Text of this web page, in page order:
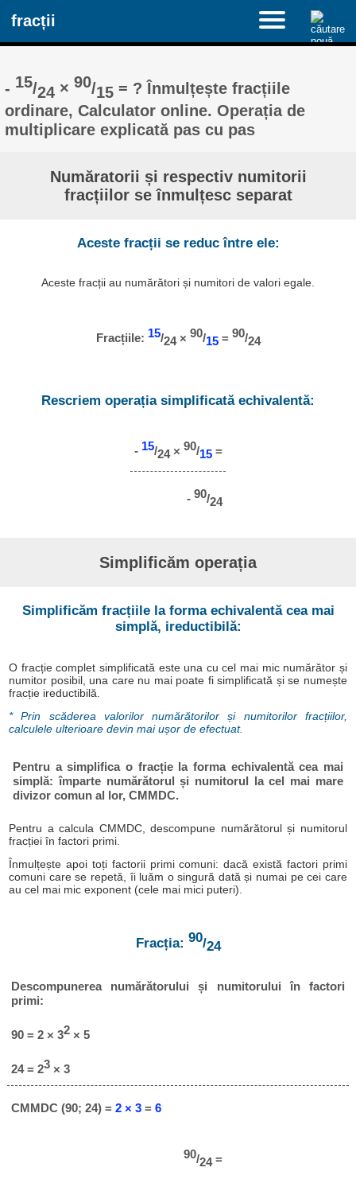
fracții
- 15/24 ×90/15 = ? Înmulțește fracțiile
ordinare, Calculator online. Operația de
multiplicare explicată pas cu pas
Număratorii și respectiv numitorii
fracțiilor se înmulțesc separat
Aceste fracții se reduc între ele:
Aceste fracții au numărători și numitori de valori egale.
Fracțiile: 15/24 × 90/15= 90/24
Rescriem operația simplificată echivalentă:
- 15/24 × 90/15=
- 90/24
Simplificăm operația
Simplificăm fracțiile la forma echivalentă cea mai
simplă, ireductibilă:
O fracție complet simplificată este una cu cel mai mic numărător și
numitor posibil, una care nu mai poate fi simplificată și se numește
fracție ireductibilă.
* Prin scăderea valorilor numărătorilor și numitorilor fracțiilor,
calculele ulterioare devin mai ușor de efectuat.
Pentru a simplifica o fracție la forma echivalentă cea mai
simplă: împarte numărătorul și numitorul la cel mai mare
divizor comun al lor, CMMDC.
Pentru a calcula CMMDC, descompune numărătorul și numitorul
fracției în factori primi.
Înmulțește apoi toți factorii primi comuni: dacă există factori primi
comuni care se repetă, îi luăm o singură dată și numai pe cei care
au cel mai mic exponent (cele mai mici puteri).
Fracția: 90/24
Descompunerea numărătorului și numitorului în factori
primi:
90 = 2 × 32× 5
24 = 23× 3
CMMDC (90; 24) = 2 × 3= 6
90/24 =